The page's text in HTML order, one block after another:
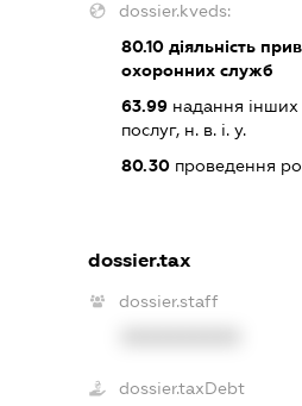
dossier.kveds:
80.10 діяльність
охоронних служб
63.99 надання
послуг, н. в. і. у.
80.30 проведення
dossier.tax
dossier.staff
dossier.taxDebt